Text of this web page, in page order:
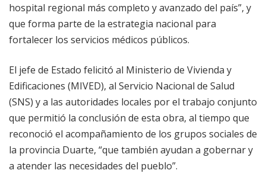
hospital regional más completo y avanzado del país”, y
que forma parte de la estrategia nacional para
fortalecer los servicios médicos públicos.
El jefe de Estado felicitó al Ministerio de Vivienda y
Edificaciones (MIVED), al Servicio Nacional de Salud
(SNS) y a las autoridades locales por el trabajo conjunto
que permitió la conclusión de esta obra, al tiempo que
reconoció el acompañamiento de los grupos sociales de
la provincia Duarte, “que también ayudan a gobernar y
a atender las necesidades del pueblo”.